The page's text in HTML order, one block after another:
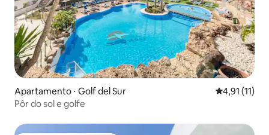
Apartamento ⋅ Golf del Sur 4,91 de uma
4,91 (11)
Pôr do sol e golfe